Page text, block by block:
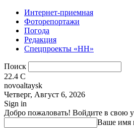
Интернет-приемная
Фоторепортажи
Погода
Редакция
Спецпроекты «НН»
Поиск
22.4 C
novoaltaysk
Четверг, Август 6, 2026
Sign in
Добро пожаловать! Войдите в свою
Ваше имя